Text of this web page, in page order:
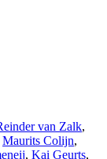
van Zalk,
Maurits Colijn,
, Kai Geurts,